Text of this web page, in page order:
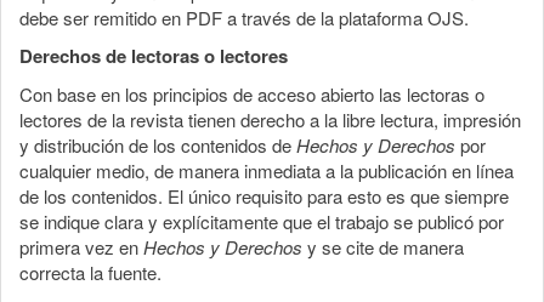
debe ser remitido en PDF a través de la plataforma OJS.
Derechos de lectoras o lectores
Con base en los principios de acceso abierto las lectoras o
lectores de la revista tienen derecho a la libre lectura, impresión
y distribución de los contenidos deHechos y Derechos por
cualquier medio, de manera inmediata a la publicación en línea
de los contenidos. El único requisito para esto es que siempre
se indique clara y explícitamente que el trabajo se publicó por
primera vez enHechos y Derechos y se cite de manera
correcta la fuente.